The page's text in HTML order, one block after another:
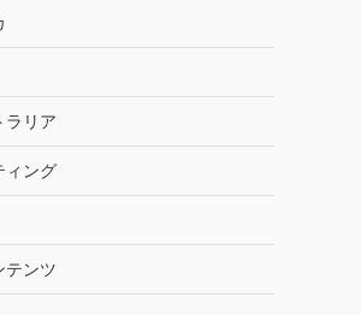
ラリア
ィング
テンツ